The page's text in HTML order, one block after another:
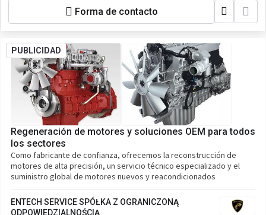
Forma de contacto
PUBLICIDAD
Regeneración de motores y soluciones OEM para todos
los sectores
Como fabricante de confianza, ofrecemos la reconstrucción de
motores de alta precisión, un servicio técnico especializado y el
suministro global de motores nuevos y reacondicionados
ENTECH SERVICE SPÓŁKA Z OGRANICZONĄ
ODPOWIEDZIALNOŚCIĄ